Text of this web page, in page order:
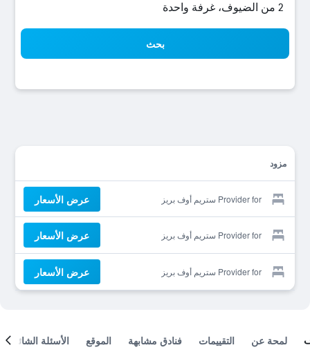
2 من الضيوف، غرفة واحدة
بحث
مزود
Provider for ستريم أوف بريز عرض الأسعار
Provider for ستريم أوف بريز عرض الأسعار
Provider for ستريم أوف بريز عرض الأسعار
لمحة عن التقييمات فنادق مشابهة الموقع الأسئلة الشائعة